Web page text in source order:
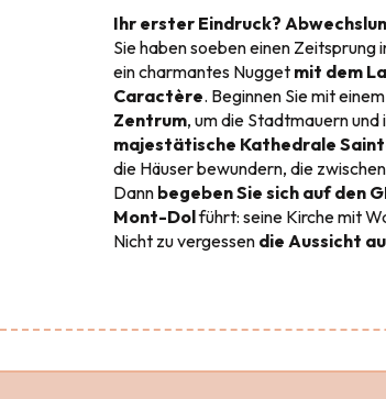
Ihr erster Eindruck?
Sie haben soeben einen
ein charmantes Nugget mit dem
Caractère. Beginnen Sie mit einem
Zentrum, um die Stadtmauern
majestätische Kathedrale
die Häuser bewundern, die
Dann begeben Sie sich auf den
Mont-Dolführt: seine Kirche mit
Nicht zu vergessen die Aussicht